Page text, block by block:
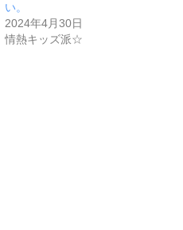
い。
2024年4月30日
情熱キッズ派☆